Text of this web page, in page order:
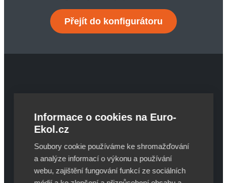
Přejít do konfigurátoru
739 61, Třinec - Lyžbice
Kontakt
Informace o cookies na Euro-
Ekol.cz
Soubory cookie používáme ke shromažďování
a analýze informací o výkonu a používání
webu, zajištění fungování funkcí ze sociálních